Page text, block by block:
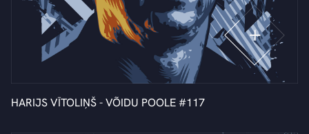
HARIJS VĪTOLIŅŠ - VÕIDU POOLE #117